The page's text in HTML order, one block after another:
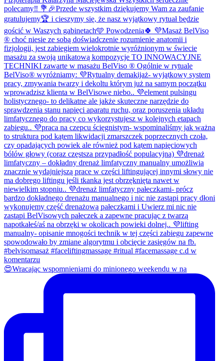
😍Wracając wspomnieniami do minionego weekendu w na